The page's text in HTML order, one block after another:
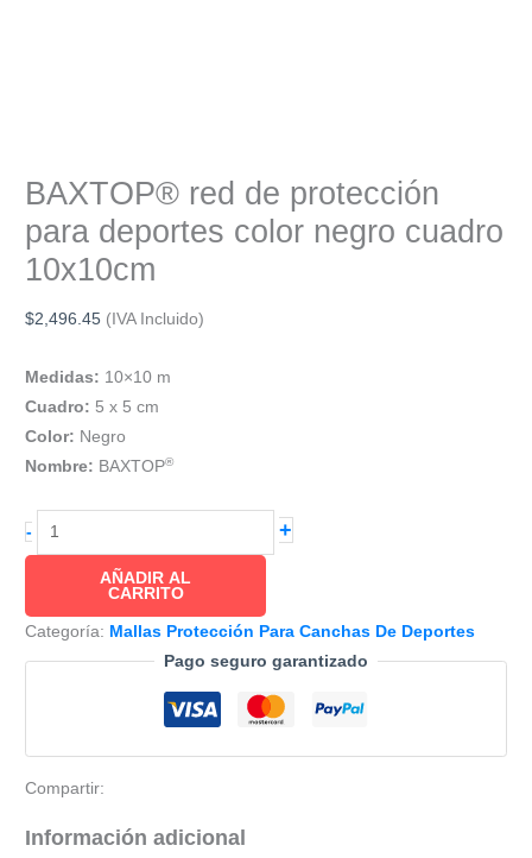
BAXTOP® red de protección
para deportes color negro cuadro
10x10cm
$2,496.45 (IVA Incluido)
Medidas: 10×10 m
Cuadro: 5 x 5 cm
Color: Negro
Nombre: BAXTOP®
-
BAXTOP®
red
protección
para
cuadro
10x10cm
+
AÑADIR AL
CARRITO
Categoría: Mallas Protección Para Canchas De Deportes
Pago seguro garantizado
Compartir:
Información adicional